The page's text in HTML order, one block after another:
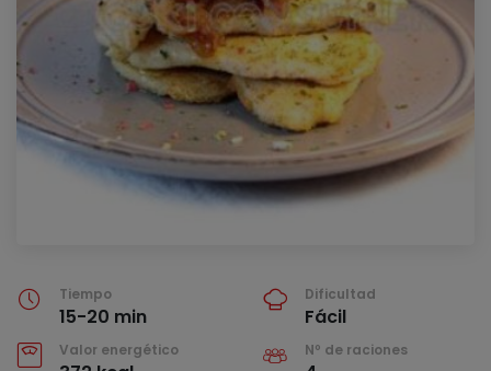
Tiempo
15-20 min
Dificultad
Fácil
Valor energético Nº de raciones